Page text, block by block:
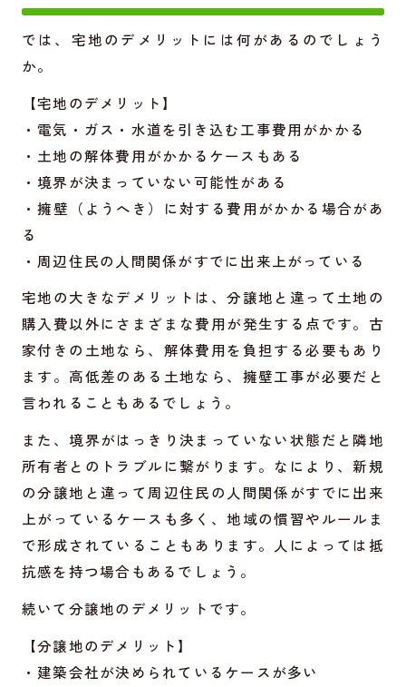
では、宅地のデメリットには何があるのでしょう
か。
【宅地のデメリット】
・電気・ガス・水道を引き込む工事費用がかかる
・土地の解体費用がかかるケースもある
・境界が決まっていない可能性がある
・擁壁（ようへき）に対する費用がかかる場合があ
る
・周辺住民の人間関係がすでに出来上がっている
宅地の大きなデメリットは、分譲地と違って土地の
購入費以外にさまざまな費用が発生する点です。古
家付きの土地なら、解体費用を負担する必要もあり
ます。高低差のある土地なら、擁壁工事が必要だと
言われることもあるでしょう。
また、境界がはっきり決まっていない状態だと隣地
所有者とのトラブルに繋がります。なにより、新規
の分譲地と違って周辺住民の人間関係がすでに出来
上がっているケースも多く、地域の慣習やルールま
で形成されていることもあります。人によっては抵
抗感を持つ場合もあるでしょう。
続いて分譲地のデメリットです。
【分譲地のデメリット】
・建築会社が決められているケースが多い